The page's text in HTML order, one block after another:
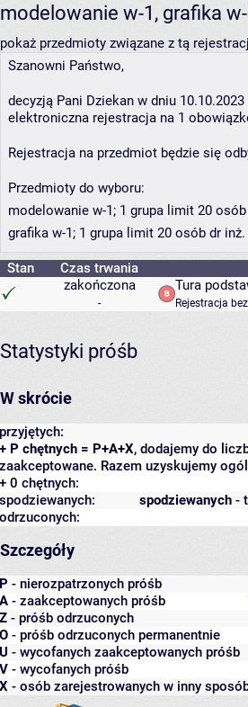
modelowanie w-1, grafika
pokaż przedmioty związane z tą
Szanowni Państwo,
decyzją Pani Dziekan w dniu
elektroniczna rejestracja na 1
Rejestracja na przedmiot będzie się
Przedmioty do wyboru:
modelowanie w-1; 1 grupa limit 20
grafika w-1; 1 grupa limit 20 osób dr
Stan Czas trwania
zakończona
-
Tura
Rejestracja
Statystyki próśb
W skrócie
przyjętych:
+ P chętnych = P+A+X, dodajemy do
zaakceptowane. Razem uzyskujemy
+ 0 chętnych:
spodziewanych -
spodziewanych:
odrzuconych:
Szczegóły
P - nierozpatrzonych próśb
A - zaakceptowanych próśb
Z - próśb odrzuconych
O - próśb odrzuconych permanentnie
U - wycofanych zaakceptowanych próśb
V - wycofanych próśb
X - osób zarejestrowanych w inny